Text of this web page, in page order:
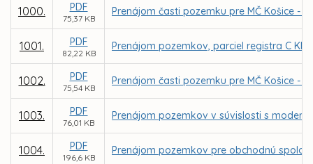
1000. PDF
75,37 KB
Prenájom časti pozemku pre MČ Košice -
1001. PDF
82,22 KB
Prenájom pozemkov, parciel registra C
1002. PDF
75,54 KB
Prenájom časti pozemku pre MČ Košice -
1003. PDF
76,01 KB
Prenájom pozemkov v súvislosti s
1004. PDF
196,6 KB
Prenájom pozemkov pre obchodnú